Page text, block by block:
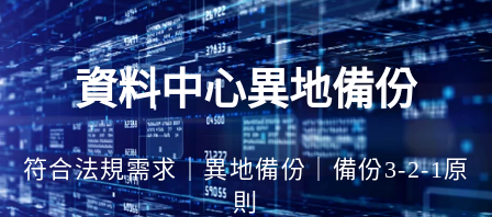
資料中心異地備份
符合法規需求｜異地備份｜備份3-2-1原
則